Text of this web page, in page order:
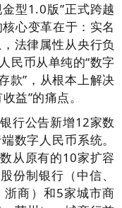
型1.0版”正式跨越
心变革在于：实名
法律属性从央行负
民币从单纯的“数字
款”，从根本上解决
益”的痛点。
行公告新增12家数
数字人民币系统。
从原有的10家扩容
份制银行（中信、
商）和5家城市商